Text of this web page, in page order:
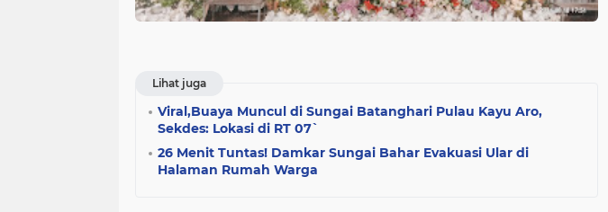
Lihat juga
Viral,Buaya Muncul di Sungai Batanghari Pulau Kayu Aro,
Sekdes: Lokasi di RT 07`
26 Menit Tuntas! Damkar Sungai Bahar Evakuasi Ular di
Halaman Rumah Warga